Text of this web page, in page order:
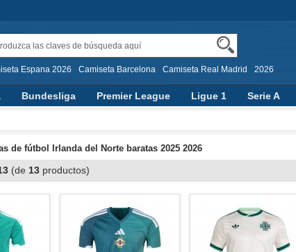
Espana 2026 Camiseta Barcelona Camiseta Real Madrid 2026
Bundesliga Premier League Ligue 1 Serie A
de fútbol Irlanda del Norte baratas 2025 2026
(de 13 productos)